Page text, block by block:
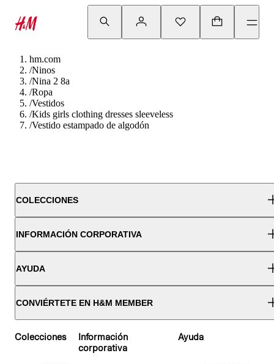
hm.com
/Ninos
/Nina 2 8a
/Ropa
/Vestidos
/Kids girls clothing dresses sleeveless
/Vestido estampado de algodón
COLECCIONES
INFORMACIÓN CORPORATIVA
AYUDA
CONVIÉRTETE EN H&M MEMBER
Colecciones
Información
corporativa
Ayuda